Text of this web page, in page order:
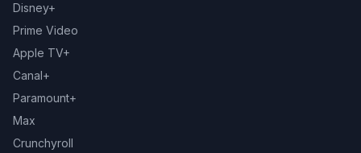
Disney+
Prime Video
Apple TV+
Canal+
Paramount+
Max
Crunchyroll